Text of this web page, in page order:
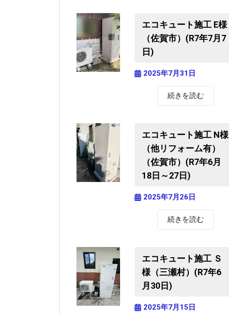
エコキュート施工 E様
（佐賀市）(R7年7月7
日)
2025年7月31日
続きを読む
エコキュート施工 N様
（他リフォーム有）
（佐賀市）(R7年6月
18日～27日)
2025年7月26日
続きを読む
エコキュート施工 Ｓ
様（三瀬村）(R7年6
月30日)
2025年7月15日